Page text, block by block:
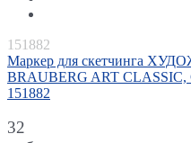
151882
Маркер для скетчинга
BRAUBERG ART
151882
32